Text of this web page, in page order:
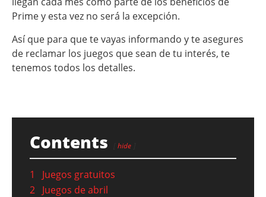
Prime y esta vez no será la excepción.
Así que para que te vayas informando y te asegures
de reclamar los juegos que sean de tu interés, te
tenemos todos los detalles.
Contents hide
1
Juegos gratuitos
2 Juegos de abril